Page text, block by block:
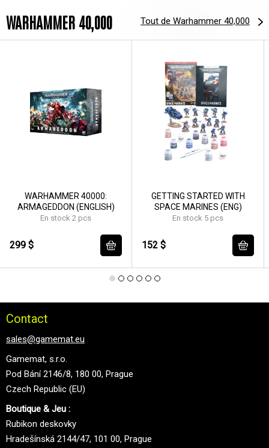
WARHAMMER 40,000 Tout de Warhammer 40,000
WARHAMMER 40000:
ARMAGEDDON (ENGLISH)
En stock 2 pcs
299 $
GETTING STARTED WITH
SPACE MARINES (ENG)
En stock 5 pcs
152 $
Contact
sales@gamemat.eu
Gamemat, s.r.o.
Pod Bání 2146/8, 180 00, Prague
Czech Republic (EU)
Boutique & Jeu :
Rubikon deskovky
Hradešínská 2144/47, 101 00, Prague